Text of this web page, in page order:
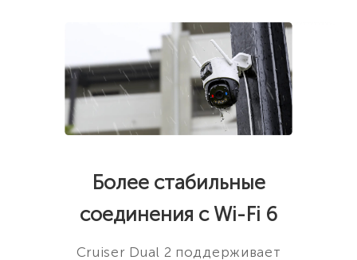
Более стабильные
соединения с Wi-Fi 6
Cruiser Dual 2 поддерживает